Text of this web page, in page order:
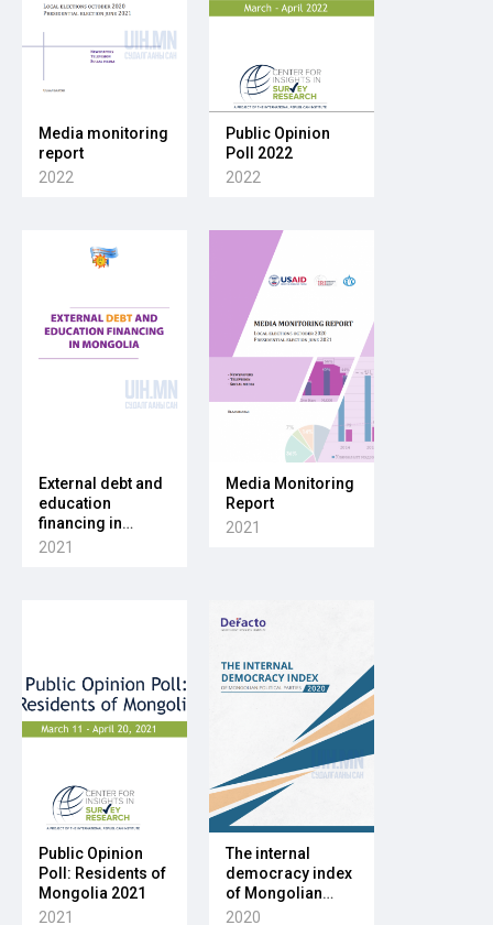
Media monitoring
report
2022
Public Opinion
Poll 2022
2022
External debt and
education
financing in
Mongolia
2021
Media Monitoring
Report
2021
Public Opinion
Poll: Residents of
Mongolia 2021
2021
The internal
democracy index
of Mongolian
political parties
2020